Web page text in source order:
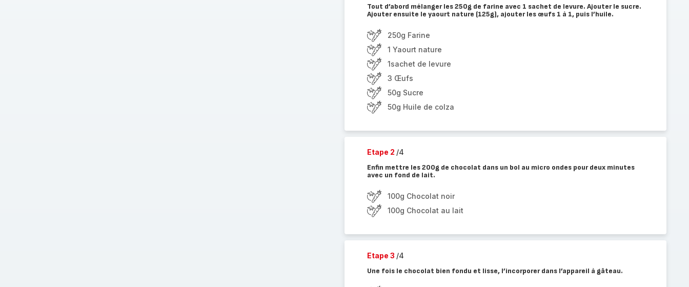
Tout d’abord mélanger les 250g de farine avec 1 sachet de levure. Ajouter le sucre.
Ajouter ensuite le yaourt nature (125g), ajouter les œufs 1 à 1, puis l’huile.
250g Farine
1 Yaourt nature
1sachet de levure
3 Œufs
50g Sucre
50g Huile de colza
Etape 2 /4
Enfin mettre les 200g de chocolat dans un bol au micro ondes pour deux minutes
avec un fond de lait.
100g Chocolat noir
100g Chocolat au lait
Etape 3 /4
Une fois le chocolat bien fondu et lisse, l’incorporer dans l’appareil à gâteau.